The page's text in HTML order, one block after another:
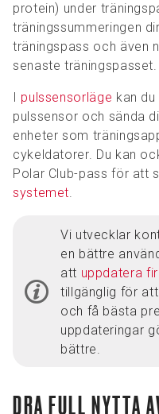
protein) under
träningssummeringen
träningspass och även
senaste träningspasset.
pulssensorläge kan
pulssensor och sända
enheter som
cykeldatorer. Du kan
Polar Club-pass för att
systemet.
Vi utvecklar
en bättre
att uppdatera
tillgänglig för
och få bästa
uppdateringar
bättre.
DRA FULL NYTTA